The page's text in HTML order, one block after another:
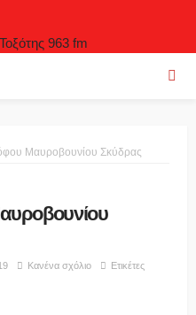
Μαυροβουνίου Σκύδρας
Κανένα σχόλιο Ετικέτες